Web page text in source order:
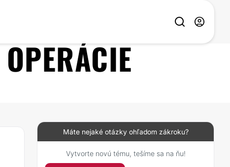
Máte nejaké otázky ohľadom zákroku?
Vytvorte novú tému, tešíme sa na ňu!